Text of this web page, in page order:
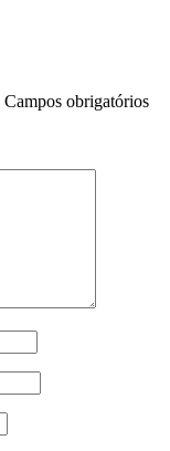
Campos obrigatórios